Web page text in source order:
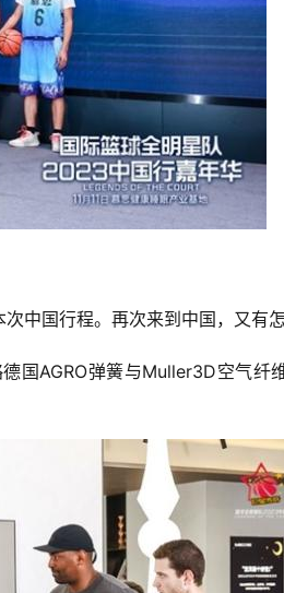
中国行程。再次来到中国，又有
国AGRO弹簧与Muller3D空气